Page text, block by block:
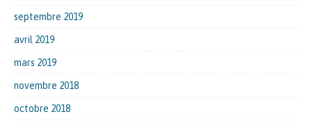
septembre 2019
avril 2019
mars 2019
novembre 2018
octobre 2018